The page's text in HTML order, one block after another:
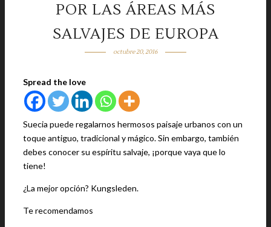
POR LAS ÁREAS MÁS
SALVAJES DE EUROPA
octubre 20, 2016
Spread the love
Suecia puede regalarnos hermosos paisaje urbanos con un
toque antiguo, tradicional y mágico. Sin embargo, también
debes conocer su espíritu salvaje, ¡porque vaya que lo
tiene!
¿La mejor opción? Kungsleden.
Te recomendamos